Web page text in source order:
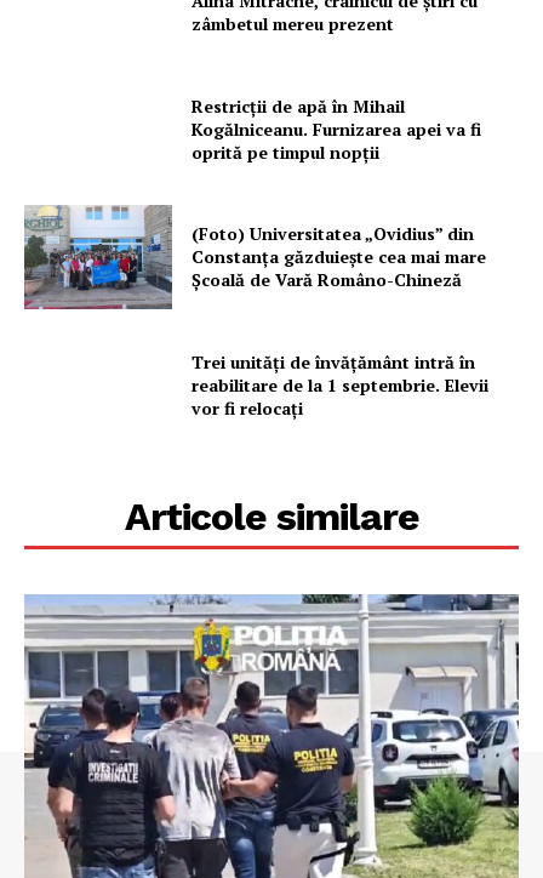
zâmbetul mereu prezent
Restricții de apă în Mihail
Kogălniceanu. Furnizarea apei va fi
oprită pe timpul nopții
(Foto) Universitatea „Ovidius” din
Constanța găzduiește cea mai mare
Școală de Vară Româno-Chineză
Trei unități de învățământ intră în
reabilitare de la 1 septembrie. Elevii
vor fi relocați
Articole similare